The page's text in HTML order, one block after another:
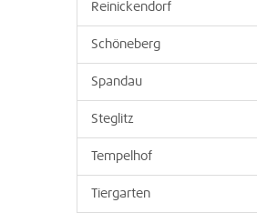
Reinickendorf
Schöneberg
Spandau
Steglitz
Tempelhof
Tiergarten